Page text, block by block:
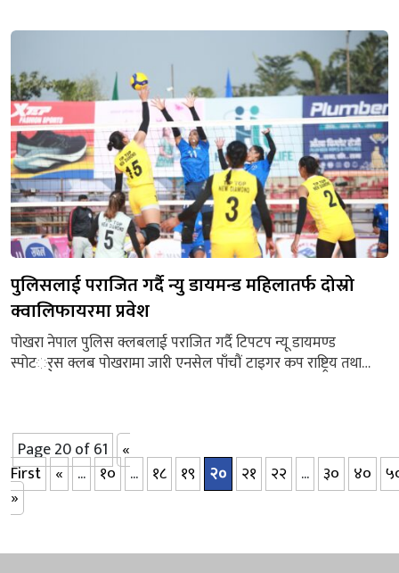
पराजित गर्दै आर्मीले पहिलो क्वालिफायर खेल्ने पक्का गरेको हो । पहिलो
पुलिसलाई पराजित गर्दै न्यु डायमन्ड महिलातर्फ दोस्रो
क्वालिफायरमा प्रवेश
पोखरा नेपाल पुलिस क्लबलाई पराजित गर्दै टिपटप न्यू डायमण्ड
स्पोटर््स क्लब पोखरामा जारी एनसेल पाँचौं टाइगर कप राष्ट्रिय तथा
पराजित गरेको हो । न्यू डायमन्डले पहिलो सेट...
Page 20 of 61 «
First « ... १० ... १८ १९ २० २१ २२ ... ३० ४०
»